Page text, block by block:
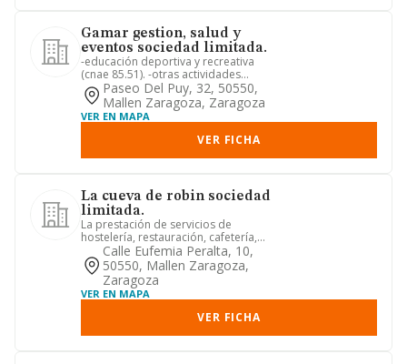
Gamar gestion, salud y
eventos sociedad limitada.
-educación deportiva y recreativa
(cnae 85.51). -otras actividades
sanitarias. -peluquería y otros ...
Paseo Del Puy, 32, 50550,
Mallen Zaragoza, Zaragoza
VER EN MAPA
VER FICHA
La cueva de robin sociedad
limitada.
La prestación de servicios de
hostelería, restauración, cafetería,
bares, pubs, discotecas, caterin...
Calle Eufemia Peralta, 10,
50550, Mallen Zaragoza,
Zaragoza
VER EN MAPA
VER FICHA